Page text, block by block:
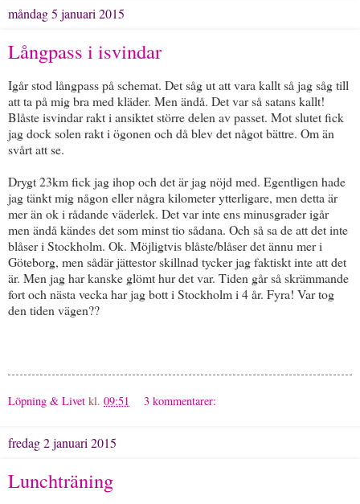
måndag 5 januari 2015
Långpass i isvindar
Igår stod långpass på schemat. Det såg ut att vara kallt så jag såg till
att ta på mig bra med kläder. Men ändå. Det var så satans kallt!
Blåste isvindar rakt i ansiktet större delen av passet. Mot slutet fick
jag dock solen rakt i ögonen och då blev det något bättre. Om än
svårt att se.
Drygt 23km fick jag ihop och det är jag nöjd med. Egentligen hade
jag tänkt mig någon eller några kilometer ytterligare, men detta är
mer än ok i rådande väderlek. Det var inte ens minusgrader igår
men ändå kändes det som minst tio sådana. Och så sa de att det inte
blåser i Stockholm. Ok. Möjligtvis blåste/blåser det ännu mer i
Göteborg, men sådär jättestor skillnad tycker jag faktiskt inte att det
är. Men jag har kanske glömt hur det var. Tiden går så skrämmande
fort och nästa vecka har jag bott i Stockholm i 4 år. Fyra! Var tog
den tiden vägen??
Löpning & Livet kl. 09:51 3 kommentarer:
fredag 2 januari 2015
Lunchträning